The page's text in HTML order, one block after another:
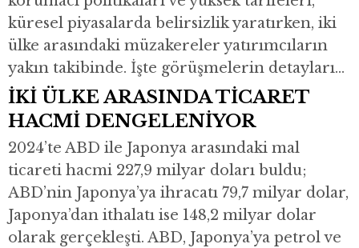
küresel piyasalarda belirsizlik yaratırken, iki
ülke arasındaki müzakereler yatırımcıların
yakın takibinde. İşte görüşmelerin detayları…
İKİ ÜLKE ARASINDA TİCARET
HACMİ DENGELENİYOR
2024’te ABD ile Japonya arasındaki mal
ticareti hacmi 227,9 milyar doları buldu;
ABD’nin Japonya’ya ihracatı 79,7 milyar dolar,
Japonya’dan ithalatı ise 148,2 milyar dolar
olarak gerçekleşti. ABD, Japonya’ya petrol ve